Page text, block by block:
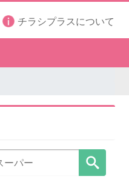
チラシプラスについて